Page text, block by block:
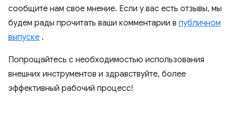
сообщите нам свое мнение. Если у вас есть отзывы, мы
будем рады прочитать ваши комментарии в публичном
выпуске .
Попрощайтесь с необходимостью использования
внешних инструментов и здравствуйте, более
эффективный рабочий процесс!